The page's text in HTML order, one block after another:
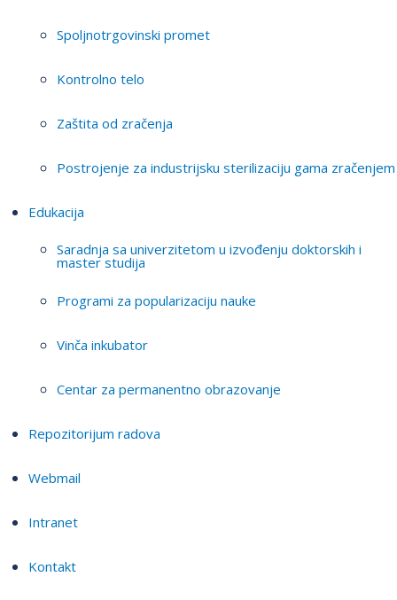
Spoljnotrgovinski promet
Kontrolno telo
Zaštita od zračenja
Postrojenje za industrijsku sterilizaciju gama zračenjem
Edukacija
Saradnja sa univerzitetom u izvođenju doktorskih i
master studija
Programi za popularizaciju nauke
Vinča inkubator
Centar za permanentno obrazovanje
Repozitorijum radova
Webmail
Intranet
Kontakt